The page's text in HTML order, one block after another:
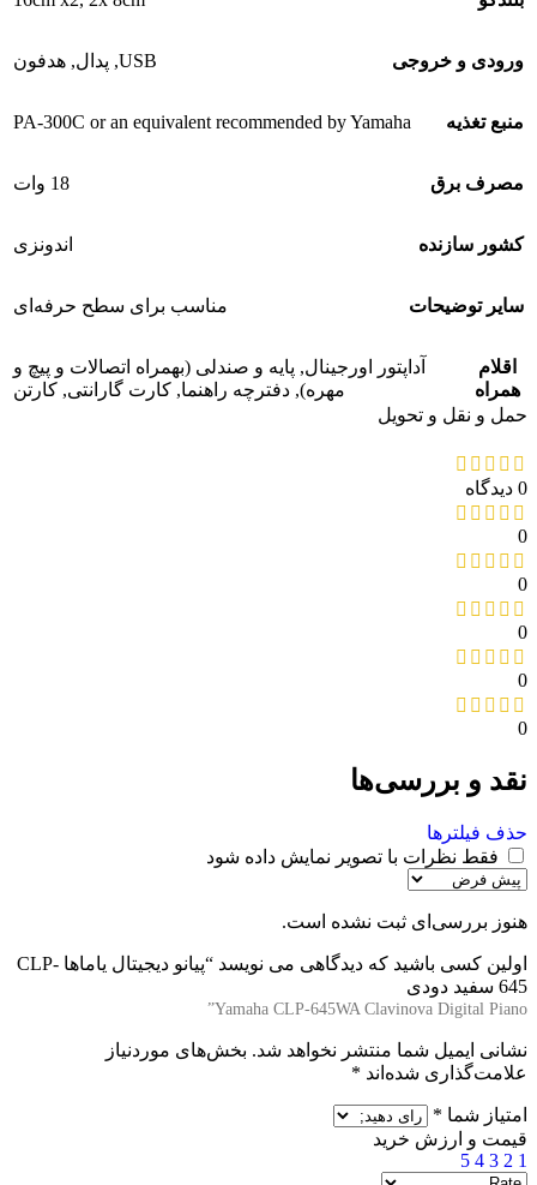
ورودی و خروجی USB
, پدال, هدفون
منبع تغذیه PA-300C or an equivalent recommended by Yamaha
مصرف برق 18 وات
کشور سازنده اندونزی
سایر توضیحات مناسب برای سطح حرفه‌ای
اقلام
همراه
آداپتور اورجینال, پایه و صندلی (بهمراه اتصالات و پیچ و
مهره), دفترچه راهنما, کارت گارانتی, کارتن
حمل و نقل و تحویل
0 دیدگاه
0
0
0
0
0
نقد و بررسی‌ها
حذف فیلترها
فقط نظرات با تصویر نمایش داده شود
هنوز بررسی‌ای ثبت نشده است.
اولین کسی باشید که دیدگاهی می نویسد “
پیانو دیجیتال یاماها CLP-
645 سفید دودی
Yamaha CLP-645WA Clavinova Digital Piano”
نشانی ایمیل شما منتشر نخواهد شد. بخش‌های موردنیاز
علامت‌گذاری شده‌اند *
امتیاز شما *
قیمت و ارزش خرید
1
2
3
4
5